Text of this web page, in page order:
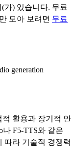
(가) 있습니다. 무료
모아 보려면 무료
generation
활용과 장기적 안
F5-TTS와 같은
따라 기술적 경쟁력